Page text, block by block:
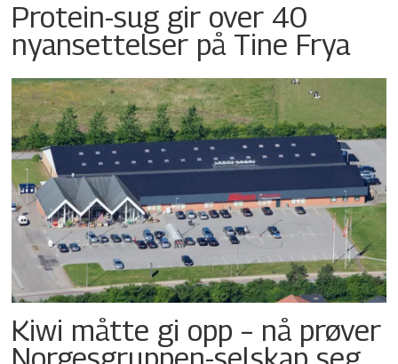
Protein-sug gir over 40
nyansettelser på Tine Frya
Kiwi måtte gi opp – nå prøver